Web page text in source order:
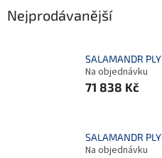
Nejprodávanější
SALAMANDR
Na objednávku
71 838 Kč
SALAMANDR
Na objednávku